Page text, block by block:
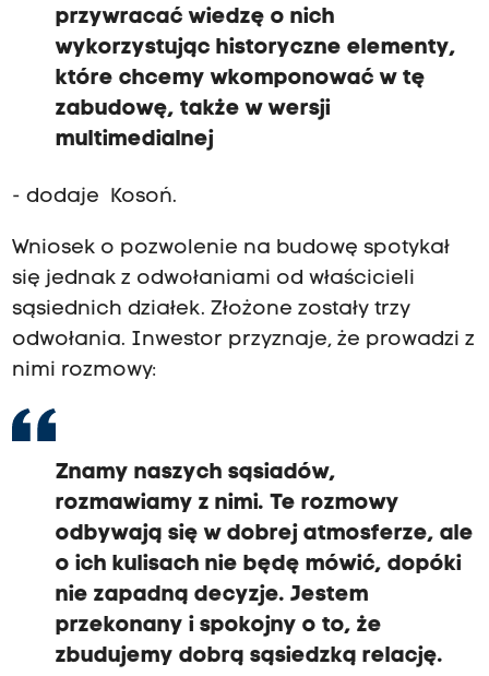
przywracać wiedzę o nich
wykorzystując historyczne elementy,
które chcemy wkomponować w tę
zabudowę, także w wersji
multimedialnej
- dodaje Kosoń.
Wniosek o pozwolenie na budowę spotykał
się jednak z odwołaniami od właścicieli
sąsiednich działek. Złożone zostały trzy
odwołania. Inwestor przyznaje, że prowadzi z
nimi rozmowy:
Znamy naszych sąsiadów,
rozmawiamy z nimi. Te rozmowy
odbywają się w dobrej atmosferze, ale
o ich kulisach nie będę mówić, dopóki
nie zapadną decyzje. Jestem
przekonany i spokojny o to, że
zbudujemy dobrą sąsiedzką relację.